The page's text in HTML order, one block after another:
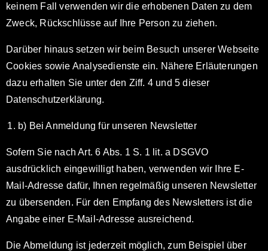
keinem Fall verwenden wir die erhobenen Daten zu dem
Zweck, Rückschlüsse auf Ihre Person zu ziehen.
Darüber hinaus setzen wir beim Besuch unserer Webseite
Cookies sowie Analysedienste ein. Nähere Erläuterungen
dazu erhalten Sie unter den Ziff. 4 und 5 dieser
Datenschutzerklärung.
b) Bei Anmeldung für unseren Newsletter
Sofern Sie nach Art. 6 Abs. 1 S. 1 lit. a DSGVO
ausdrücklich eingewilligt haben, verwenden wir Ihre E-
Mail-Adresse dafür, Ihnen regelmäßig unseren Newsletter
zu übersenden. Für den Empfang des Newsletters ist die
Angabe einer E-Mail-Adresse ausreichend.
Die Abmeldung ist jederzeit möglich, zum Beispiel über